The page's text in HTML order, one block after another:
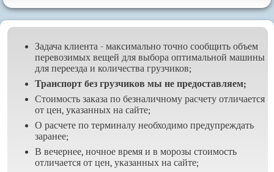
Задача клиента - максимально точно сообщить объем
перевозимых вещей для выбора оптимальной машины
для переезда и количества грузчиков;
Транспорт без грузчиков мы не предоставляем;
Стоимость заказа по безналичному расчету отличается
от цен, указанных на сайте;
О расчете по терминалу необходимо предупреждать
заранее;
В вечернее, ночное время и в морозы стоимость
отличается от цен, указанных на сайте;